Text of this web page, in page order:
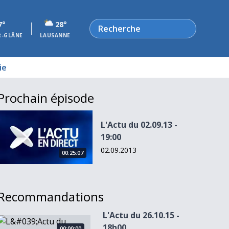
GLÂNE
28°
LAUSANNE
Rechercher
épisode
L&#039;Actu du 02.09.13 - 19:00
00:25:07
L'Actu du 02.09.13 -
19:00
02.09.2013
du 26.10.15 - 18h00L'Actu du 26.10.15 -